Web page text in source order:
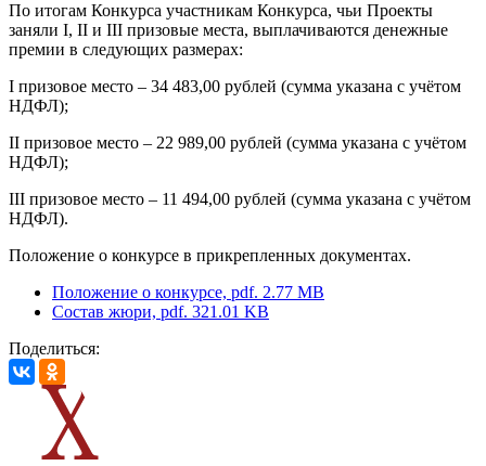
По итогам Конкурса участникам Конкурса, чьи Проекты
заняли I, II и III призовые места, выплачиваются денежные
премии в следующих размерах:
I призовое место – 34 483,00 рублей (сумма указана с учётом
НДФЛ);
II призовое место – 22 989,00 рублей (сумма указана с учётом
НДФЛ);
III призовое место – 11 494,00 рублей (сумма указана с учётом
НДФЛ).
Положение о конкурсе в прикрепленных документах.
Положение о конкурсе, pdf. 2.77 MB
Состав жюри, pdf. 321.01 KB
Поделиться: